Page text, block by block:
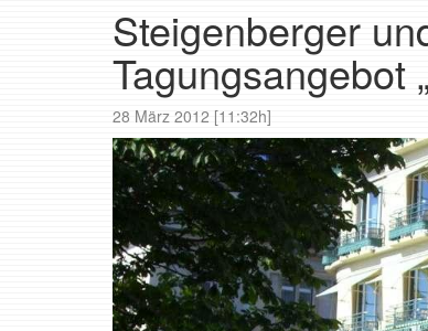
Steigenberger
Tagungsangebot
28 März 2012 [11:32h]